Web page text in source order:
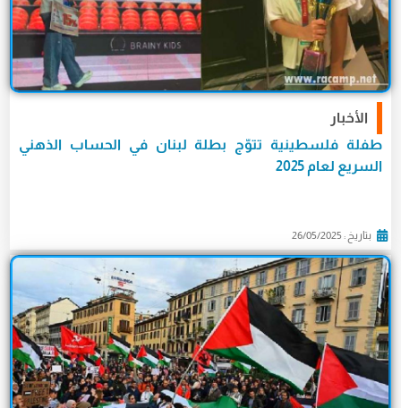
الأخبار
طفلة فلسطينية تتوّج بطلة لبنان في الحساب الذهني
السريع لعام 2025
بتاريخ : 26/05/2025